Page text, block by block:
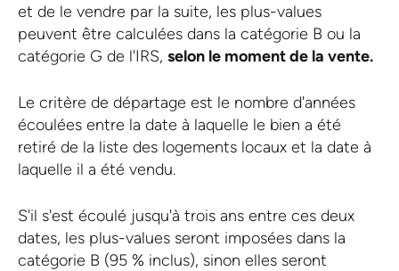
et de le vendre par la suite, les plus-values
peuvent être calculées dans la catégorie B ou la
catégorie G de l'IRS, selon le moment de la vente.
Le critère de départage est le nombre d'années
écoulées entre la date à laquelle le bien a été
retiré de la liste des logements locaux et la date à
laquelle il a été vendu.
S'il s'est écoulé jusqu'à trois ans entre ces deux
dates, les plus-values seront imposées dans la
catégorie B (95 % inclus), sinon elles seront